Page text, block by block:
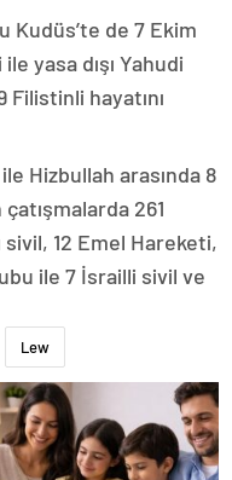
Kudüs’te de 7 Ekim
yasa dışı Yahudi
Filistinli hayatını
Hizbullah arasında 8
261
12 Emel Hareketi,
ile 7 İsrailli sivil ve
Lew